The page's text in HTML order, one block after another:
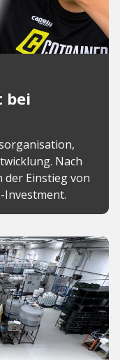
bei
Nach
der Einstieg von
Investment.